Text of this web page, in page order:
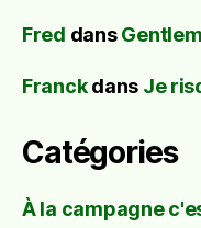
Fred dans
Franckdans Je
Catégories
À la campagne